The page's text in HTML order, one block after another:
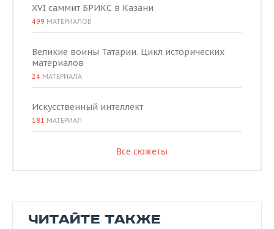
XVI саммит БРИКС в Казани
499 МАТЕРИАЛОВ
Великие воины Татарии. Цикл исторических
материалов
24 МАТЕРИАЛА
Искусственный интеллект
181 МАТЕРИАЛ
Все сюжеты
ЧИТАЙТЕ ТАКЖЕ